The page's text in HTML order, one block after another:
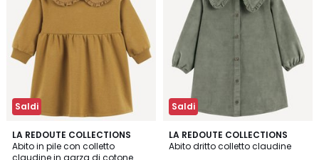
Saldi
LA REDOUTE COLLECTIONS
Abito in pile con colletto
claudine in garza di cotone
3,5
/ 5
Saldi
LA REDOUTE COLLECTIONS
Abito dritto colletto claudine
1
/